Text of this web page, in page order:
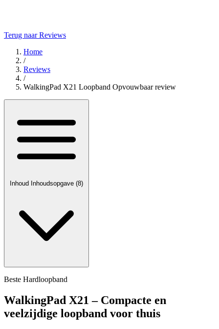
Terug naar Reviews
Home
/
Reviews
/
WalkingPad X21 Loopband Opvouwbaar review
Inhoud Inhoudsopgave (8)
Beste Hardloopband
WalkingPad X21 – Compacte en
veelzijdige loopband voor thuis